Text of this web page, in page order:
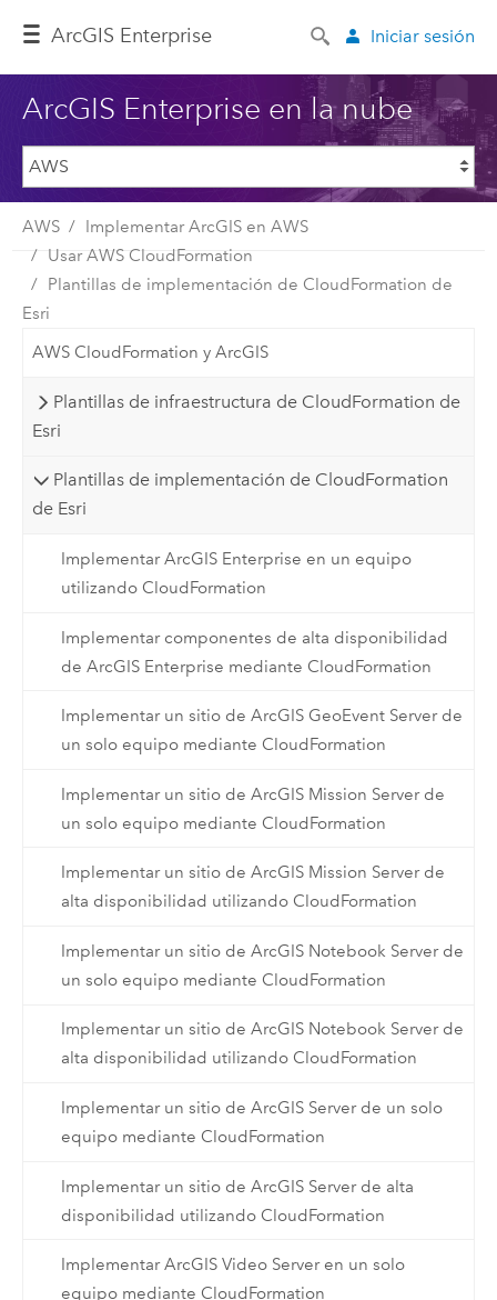
ArcGIS Enterprise Iniciar sesión
ArcGIS Enterprise en la nube
AWS
Implementar ArcGIS en AWS
Usar AWS CloudFormation
Plantillas de implementación de CloudFormation de
Esri
AWS CloudFormation y ArcGIS
Plantillas de infraestructura de CloudFormation de
Esri
Plantillas de implementación de CloudFormation
de Esri
Implementar ArcGIS Enterprise en un equipo
utilizando CloudFormation
Implementar componentes de alta disponibilidad
de ArcGIS Enterprise mediante CloudFormation
Implementar un sitio de ArcGIS GeoEvent Server de
un solo equipo mediante CloudFormation
Implementar un sitio de ArcGIS Mission Server de
un solo equipo mediante CloudFormation
Implementar un sitio de ArcGIS Mission Server de
alta disponibilidad utilizando CloudFormation
Implementar un sitio de ArcGIS Notebook Server de
un solo equipo mediante CloudFormation
Implementar un sitio de ArcGIS Notebook Server de
alta disponibilidad utilizando CloudFormation
Implementar un sitio de ArcGIS Server de un solo
equipo mediante CloudFormation
Implementar un sitio de ArcGIS Server de alta
disponibilidad utilizando CloudFormation
Implementar ArcGIS Video Server en un solo
equipo mediante CloudFormation